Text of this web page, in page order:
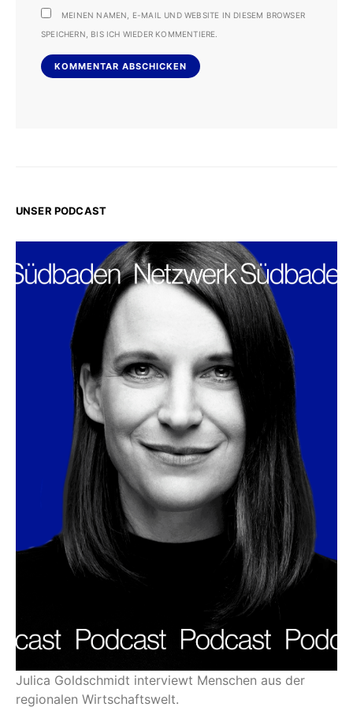
MEINEN NAMEN, E-MAIL UND WEBSITE IN DIESEM BROWSER
SPEICHERN, BIS ICH WIEDER KOMMENTIERE.
UNSER PODCAST
Julica Goldschmidt interviewt Menschen aus der
regionalen Wirtschaftswelt.